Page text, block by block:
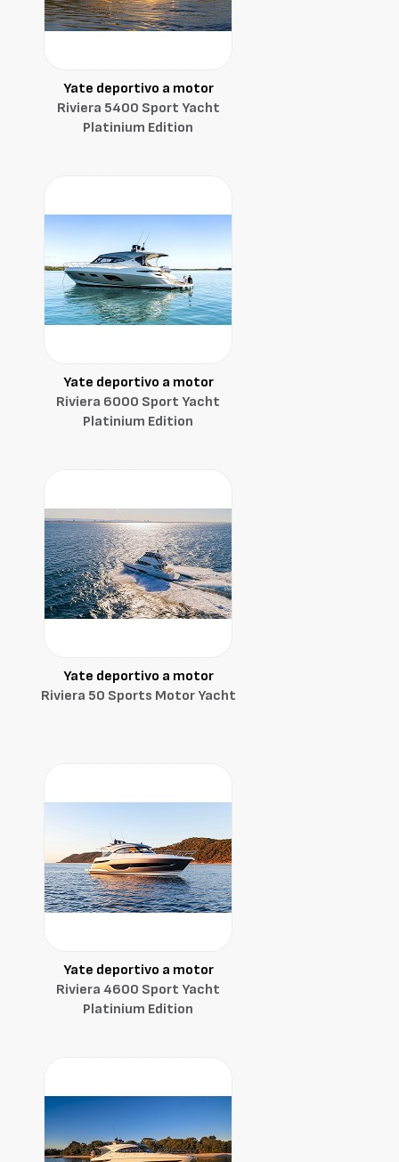
Yate deportivo a motor
Riviera 5400 Sport Yacht
Platinium Edition
Yate deportivo a motor
Riviera 6000 Sport Yacht
Platinium Edition
Yate deportivo a motor
Riviera 50 Sports Motor Yacht
Yate deportivo a motor
Riviera 4600 Sport Yacht
Platinium Edition